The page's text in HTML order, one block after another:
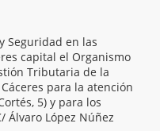
Seguridad en las
capital el Organismo
Tributaria de la
para la atención
5) y para los
Álvaro López Núñez